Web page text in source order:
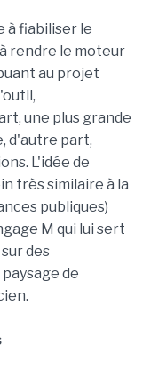
à fiabiliser le
rendre le moteur
au projet
une plus grande
d'autre part,
L'idée de
très similaire à la
publiques)
M qui lui sert
des
de